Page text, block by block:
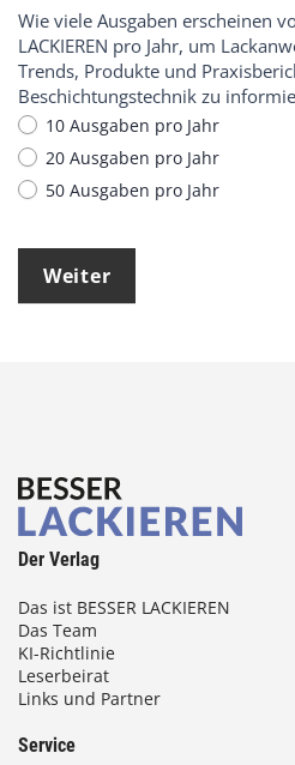
Wie viele Ausgaben erscheinen
LACKIEREN pro Jahr, um
Trends, Produkte und
Beschichtungstechnik zu
10 Ausgaben pro Jahr
20 Ausgaben pro Jahr
50 Ausgaben pro Jahr
Weiter
Der Verlag
Das ist BESSER LACKIEREN
Das Team
KI-Richtlinie
Leserbeirat
Links und Partner
Service